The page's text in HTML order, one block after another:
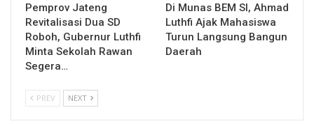
Pemprov Jateng
Revitalisasi Dua SD
Roboh, Gubernur Luthfi
Minta Sekolah Rawan
Segera…
Di Munas BEM SI, Ahmad
Luthfi Ajak Mahasiswa
Turun Langsung Bangun
Daerah
PREV NEXT